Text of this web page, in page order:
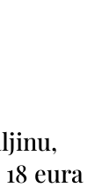
eura